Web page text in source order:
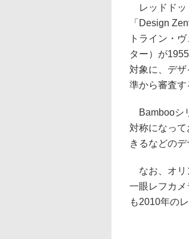
レッドドッ
「Design
トライン・
ター）が
対象に、デ
準から審査す
Bambooシ
対称になっ
きるなどの
なお、オリ
一眼レフカメ
も2010年の